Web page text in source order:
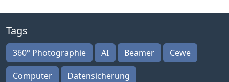
Tags
360° Photographie AI Beamer Cewe
Computer Datensicherung